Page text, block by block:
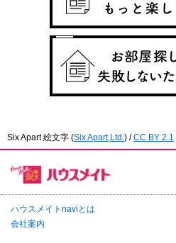
Six Apart 絵文字 (Six Apart,Ltd. ) /CC BY 2.1
ハウスメイトnaviとは
会社案内